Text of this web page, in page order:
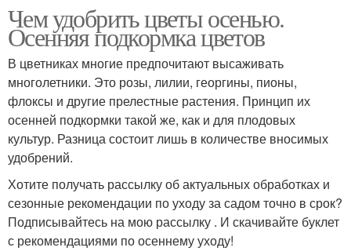
Чем удобрить цветы осенью.
Осенняя подкормка цветов
В цветниках многие предпочитают высаживать
многолетники. Это розы, лилии, георгины, пионы,
флоксы и другие прелестные растения. Принцип их
осенней подкормки такой же, как и для плодовых
культур. Разница состоит лишь в количестве вносимых
удобрений.
Хотите получать рассылку об актуальных обработках и
сезонные рекомендации по уходу за садом точно в срок?
Подписывайтесь на мою рассылку . И скачивайте буклет
с рекомендациями по осеннему уходу!